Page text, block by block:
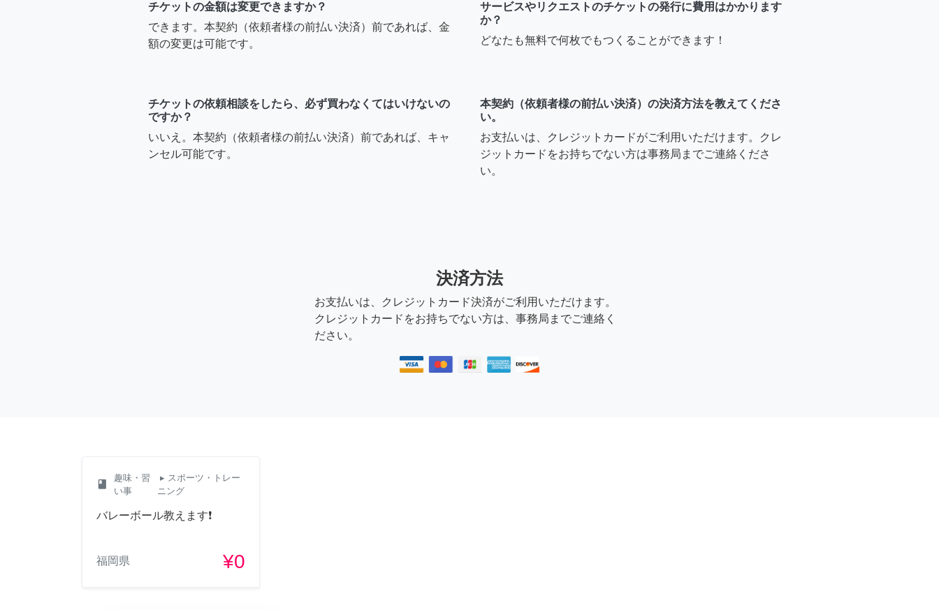
チケットの金額は変更できますか？
できます。本契約（依頼者様の前払い決済）前であれば、金
額の変更は可能です。
サービスやリクエストのチケットの発行に費用はかかります
か？
どなたも無料で何枚でもつくることができます！
チケットの依頼相談をしたら、必ず買わなくてはいけないの
ですか？
いいえ。本契約（依頼者様の前払い決済）前であれば、キャ
ンセル可能です。
本契約（依頼者様の前払い決済）の決済方法を教えてくださ
い。
お支払いは、クレジットカードがご利用いただけます。クレ
ジットカードをお持ちでない方は事務局までご連絡くださ
い。
決済方法
お支払いは、クレジットカード決済がご利用いただけます。
クレジットカードをお持ちでない方は、事務局までご連絡く
ださい。
class
趣味・習
い事
▸ スポーツ・トレー
ニング
バレーボール教えます❗️
福岡県 ¥0